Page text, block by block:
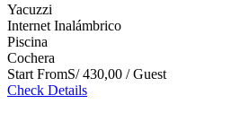
Yacuzzi
Internet Inalámbrico
Piscina
Cochera
Start FromS/ 430,00 / Guest
Check Details